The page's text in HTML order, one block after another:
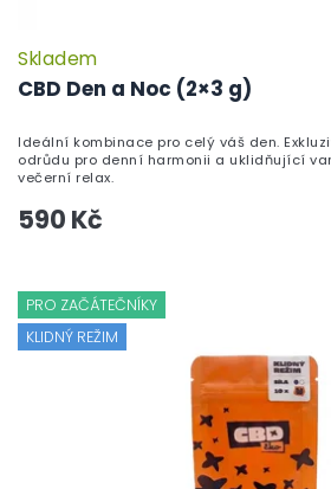
CBD Den a Noc (2×3 g)
Skladem
590 Kč
Ideální kombinace pro celý váš den.
odrůdu pro denní harmonii a uklidňující
večerní relax.
PRO ZAČÁTEČNÍKY
KLIDNÝ REŽIM